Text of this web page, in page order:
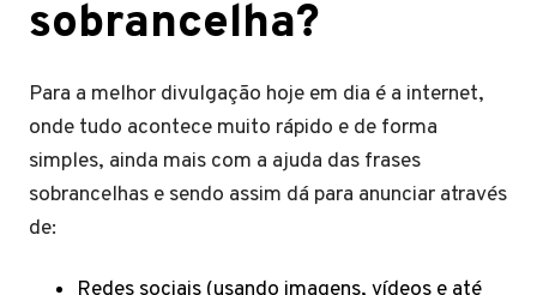
sobrancelha?
Para a melhor divulgação hoje em dia é a internet,
onde tudo acontece muito rápido e de forma
simples, ainda mais com a ajuda das frases
sobrancelhas e sendo assim dá para anunciar através
de:
Redes sociais (usando imagens, vídeos e até